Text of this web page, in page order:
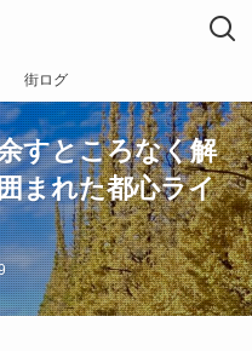
街ログ
すところなく解
まれた都心ライ